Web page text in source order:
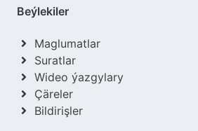
Beýlekiler
Maglumatlar
Suratlar
Wideo ýazgylary
Çäreler
Bildirişler